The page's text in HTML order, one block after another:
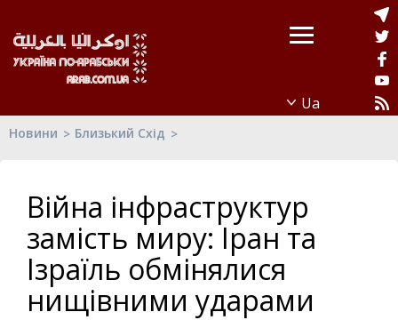
Новини Близький Схід
Війна інфраструктур
замість миру: Іран та
Ізраїль обмінялися
нищівними ударами